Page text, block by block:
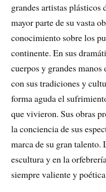
grandes artistas
mayor parte de su vasta
conocimiento sobre los
continente. En sus
cuerpos y grandes manos
con sus tradiciones y
forma aguda el
que vivieron. Sus obras
la conciencia de sus
marca de su gran
escultura y en la
siempre valiente y